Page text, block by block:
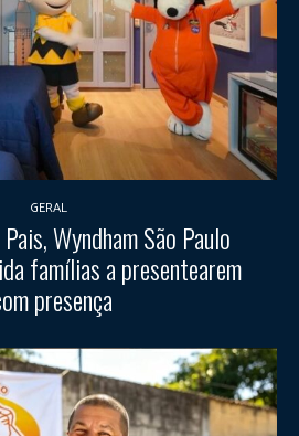
GERAL
Wyndham São Paulo
famílias a presentearem
presença